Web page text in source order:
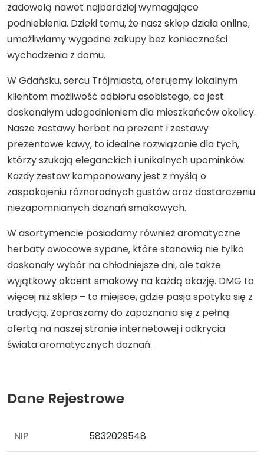
zadowolą nawet najbardziej wymagające
podniebienia. Dzięki temu, że nasz sklep działa online,
umożliwiamy wygodne zakupy bez konieczności
wychodzenia z domu.
W Gdańsku, sercu Trójmiasta, oferujemy lokalnym
klientom możliwość odbioru osobistego, co jest
doskonałym udogodnieniem dla mieszkańców okolicy.
Nasze zestawy herbat na prezent i zestawy
prezentowe kawy, to idealne rozwiązanie dla tych,
którzy szukają eleganckich i unikalnych upominków.
Każdy zestaw komponowany jest z myślą o
zaspokojeniu różnorodnych gustów oraz dostarczeniu
niezapomnianych doznań smakowych.
W asortymencie posiadamy również aromatyczne
herbaty owocowe sypane, które stanowią nie tylko
doskonały wybór na chłodniejsze dni, ale także
wyjątkowy akcent smakowy na każdą okazję. DMG to
więcej niż sklep – to miejsce, gdzie pasja spotyka się z
tradycją. Zapraszamy do zapoznania się z pełną
ofertą na naszej stronie internetowej i odkrycia
świata aromatycznych doznań.
Dane Rejestrowe
NIP 5832029548